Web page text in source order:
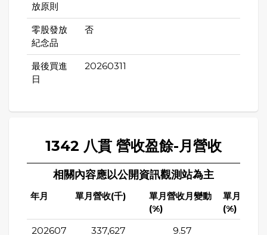
放原則
零股發放
紀念品
否
最後買進
日
20260311
1342 八貫 營收盈餘-月營收
相關內容應以公開資訊觀測站為主
年月 單月營收(千)
單月營收月變動
(%)
單月營收
(%)
202607 337,627 9.57